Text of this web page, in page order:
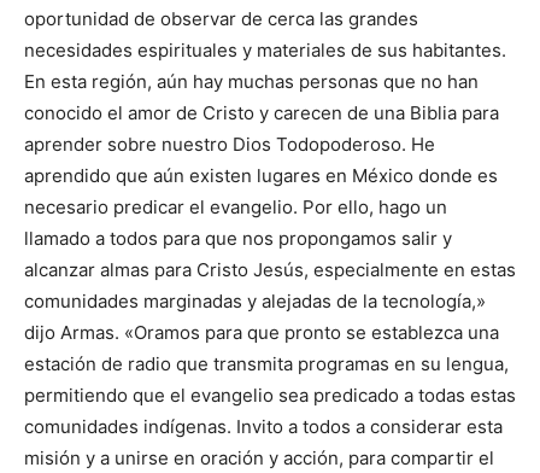
oportunidad de observar de cerca las grandes
necesidades espirituales y materiales de sus habitantes.
En esta región, aún hay muchas personas que no han
conocido el amor de Cristo y carecen de una Biblia para
aprender sobre nuestro Dios Todopoderoso. He
aprendido que aún existen lugares en México donde es
necesario predicar el evangelio. Por ello, hago un
llamado a todos para que nos propongamos salir y
alcanzar almas para Cristo Jesús, especialmente en estas
comunidades marginadas y alejadas de la tecnología,»
dijo Armas. «Oramos para que pronto se establezca una
estación de radio que transmita programas en su lengua,
permitiendo que el evangelio sea predicado a todas estas
comunidades indígenas. Invito a todos a considerar esta
misión y a unirse en oración y acción, para compartir el